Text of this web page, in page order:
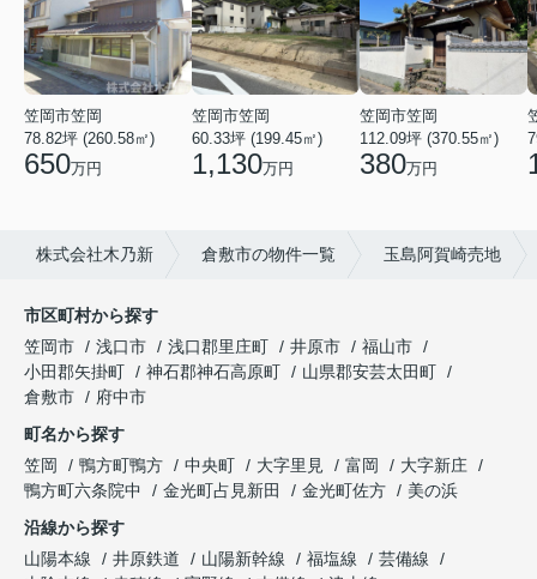
笠岡市笠岡
78.82坪 (260.58㎡)
650万円
笠岡市笠岡
60.33坪 (199.45㎡)
1,130万円
笠岡市笠岡
112.09坪 (370.55㎡)
380万円
株式会社木乃新 倉敷市の物件一覧 玉島阿賀崎売地
市区町村から探す
笠岡市
浅口市 浅口郡里庄町 井原市
福山市
小田郡矢掛町
神石郡神石高原町
山県郡安芸太田町
倉敷市
府中市
町名から探す
笠岡
鴨方町鴨方 中央町 大字里見 富岡
大字新庄
鴨方町六条院中
金光町占見新田 金光町佐方
美の浜
沿線から探す
山陽本線
井原鉄道 山陽新幹線 福塩線
芸備線